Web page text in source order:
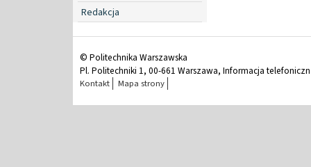
Redakcja
© Politechnika Warszawska
Pl. Politechniki 1, 00-661 Warszawa, Informacja
Kontakt Mapa strony